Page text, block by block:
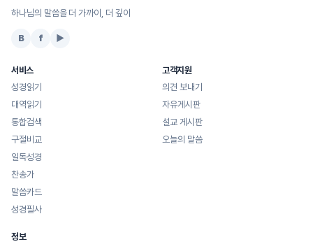
하나님의 말씀을 더 가까이, 더 깊이
B f ▶
서비스
성경읽기
대역읽기
통합검색
구절비교
일독성경
찬송가
말씀카드
성경필사
고객지원
의견 보내기
자유게시판
설교 게시판
오늘의 말씀
정보